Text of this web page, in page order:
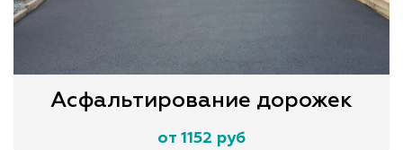
Асфальтирование дорожек
от 1152 руб